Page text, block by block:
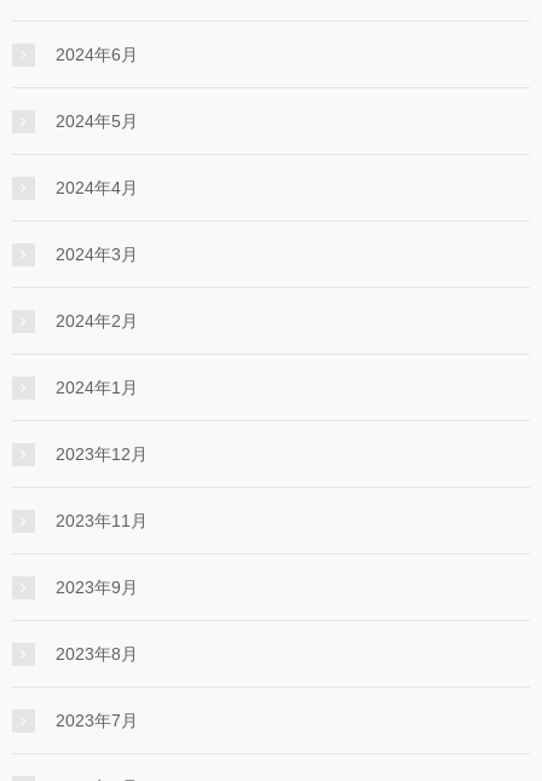
2024年6月
2024年5月
2024年4月
2024年3月
2024年2月
2024年1月
2023年12月
2023年11月
2023年9月
2023年8月
2023年7月